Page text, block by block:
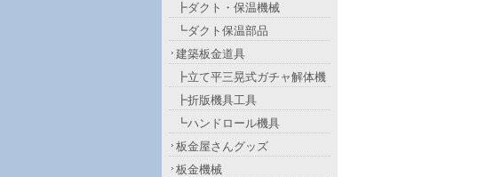
┣ダクト・保温機械
┗ダクト保温部品
建築板金道具
┣立て平三晃式ガチャ解体機
┣折版機具工具
┗ハンドロール機具
板金屋さんグッズ
板金機械